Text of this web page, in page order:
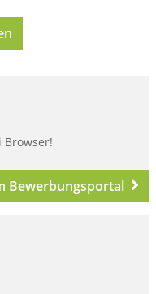
Browser!
Bewerbungsportal